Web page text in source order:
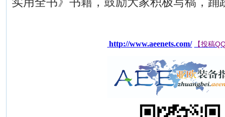
http://www.aeenets.com/ 【投稿